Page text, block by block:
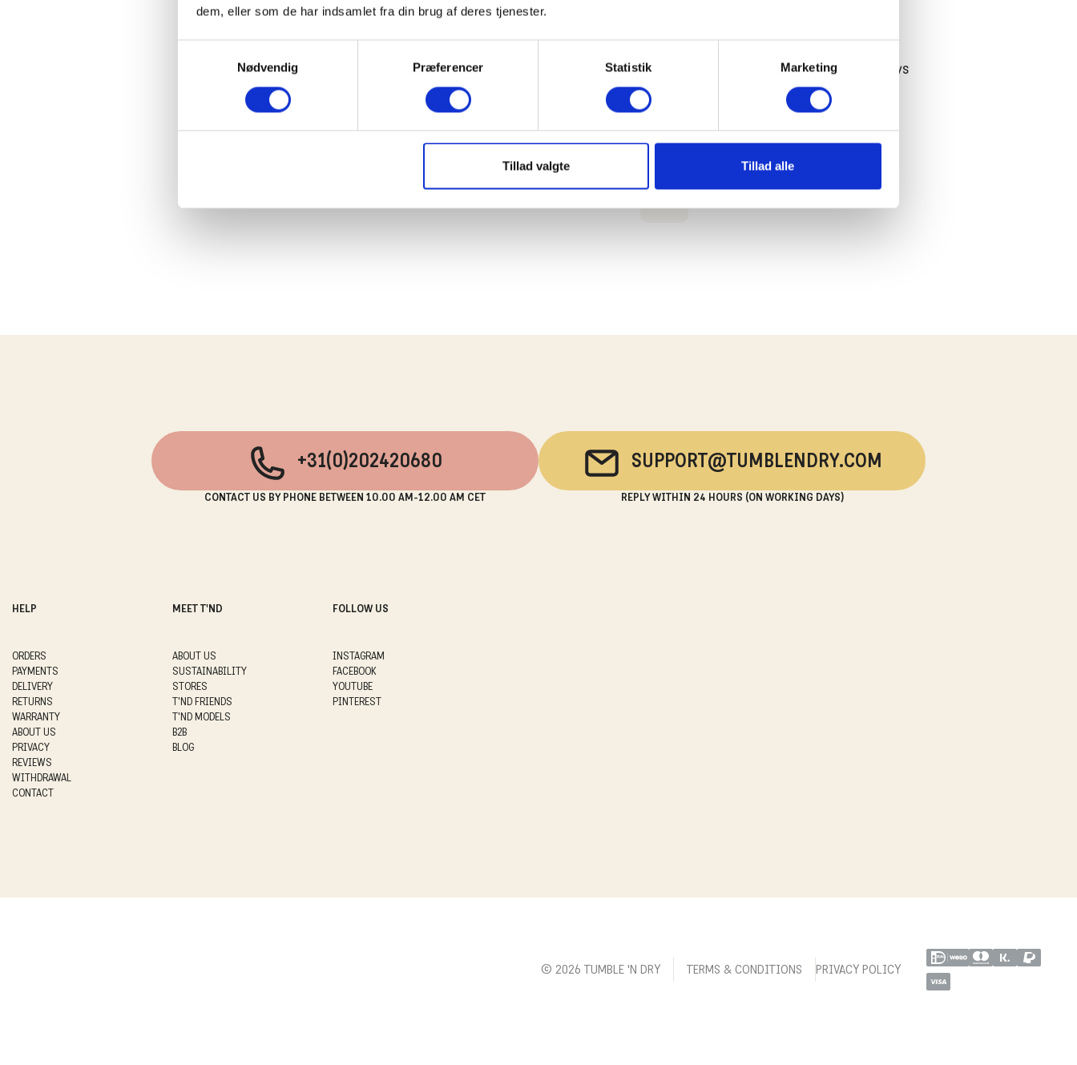
dem, eller som de har indsamlet fra din brug af deres tjenester.
Nødvendig
Præferencer Statistik Marketing
Tillad valgte Tillad alle
We ship until 14:00 on workdays
30 days return period
+31(0)202420680
CONTACT US BY PHONE BETWEEN 10.00 AM-12.00 AM CET
SUPPORT@TUMBLENDRY.COM
REPLY WITHIN 24 HOURS (ON WORKING DAYS)
HELP
ORDERS
PAYMENTS
DELIVERY
RETURNS
WARRANTY
ABOUT US
PRIVACY
REVIEWS
WITHDRAWAL
CONTACT
MEET T'ND
ABOUT US
SUSTAINABILITY
STORES
T'ND FRIENDS
T'ND MODELS
B2B
BLOG
FOLLOW US
INSTAGRAM
FACEBOOK
YOUTUBE
PINTEREST
© 2026 TUMBLE 'N DRY TERMS & CONDITIONS PRIVACY POLICY